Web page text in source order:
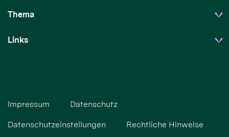
Thema
Links
Impressum Datenschutz
Datenschutzeinstellungen Rechtliche Hinweise